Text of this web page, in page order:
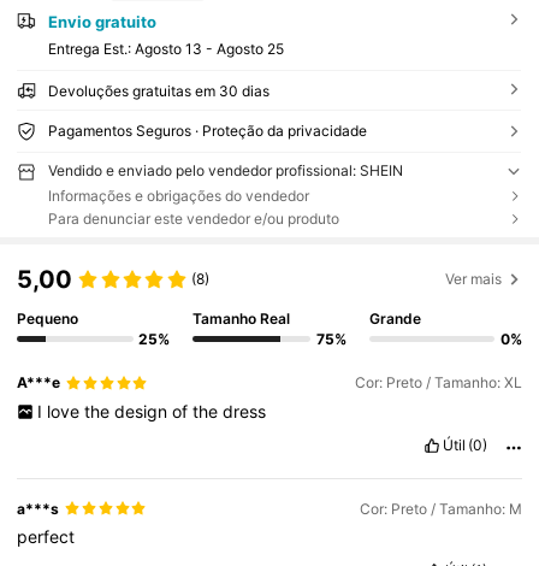
Envio gratuito
Entrega Est.: Agosto 13 - Agosto 25
Devoluções gratuitas em 30 dias
Pagamentos Seguros · Proteção da privacidade
Vendido e enviado pelo vendedor profissional: SHEIN
Informações e obrigações do vendedor
Para denunciar este vendedor e/ou produto
5,00 (8) Ver mais
Pequeno
25%
Tamanho Real
75%
Grande
0%
A***e Cor: Preto / Tamanho: XL
I love the design of the dress
Útil (0)
a***s Cor: Preto / Tamanho: M
perfect